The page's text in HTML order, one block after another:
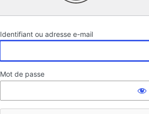
Identifiant ou adresse e-mail
Mot de passe